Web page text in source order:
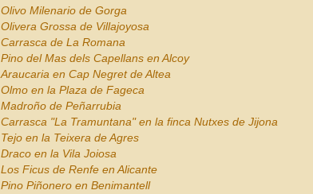
Olivo Milenario de Gorga
Olivera Grossa de Villajoyosa
Carrasca de La Romana
Pino del Mas dels Capellans en Alcoy
Araucaria en Cap Negret de Altea
Olmo en la Plaza de Fageca
Madroño de Peñarrubia
Carrasca "La Tramuntana" en la finca Nutxes de Jijona
Tejo en la Teixera de Agres
Draco en la Vila Joiosa
Los Ficus de Renfe en Alicante
Pino Piñonero en Benimantell